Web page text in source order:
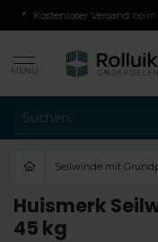
Angegliedert an die
MENU
Seilwinde mit
Huismerk
45 kg